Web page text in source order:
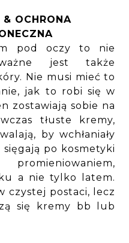
OCHRONA
pod oczy to nie
jest także
Nie musi mieć to
jak to robi się w
zostawiają sobie na
tłuste kremy,
by wchłaniały
po kosmetyki
a nie tylko latem.
czystej postaci, lecz
się kremy bb lub